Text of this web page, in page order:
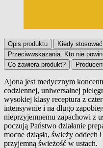
Opis produktu Kiedy
Przeciwwskazania. Kto nie
Co zawiera produkt?
Opis produktu
Ajona jest medycznym
codziennej, uniwersalnej
wysokiej klasy receptura z
intensywnie i na długo
nieprzyjemnemu zapachowi z
poczują Państwo działanie
mocne dziąsła, świeży oddech
przyjemną świeżość w ustach.